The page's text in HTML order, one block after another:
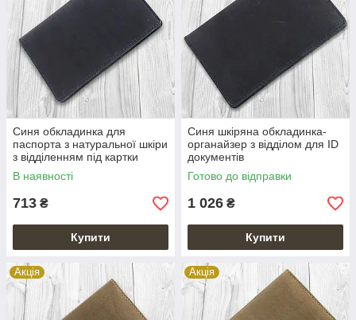
Синя обкладинка для
паспорта з натуральної шкіри
з відділенням під картки
В наявності
713 ₴
Купити
Синя шкіряна обкладинка-
органайзер з відділом для ID
документів
Готово до відправки
1 026 ₴
Купити
Акція Акція